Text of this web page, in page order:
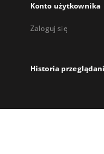
Konto użytkownika
Zaloguj się
Historia